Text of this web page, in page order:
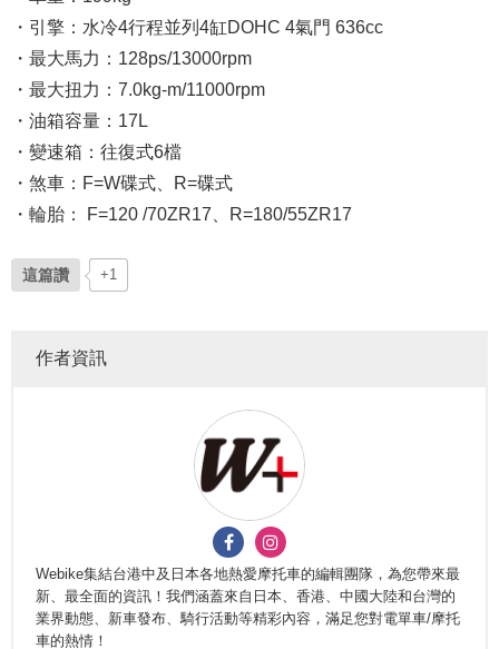
・引擎：水冷4行程並列4缸DOHC 4氣門 636cc
・最大馬力 ：128ps/13000rpm
・最大扭力：7.0kg-m/11000rpm
・油箱容量：17L
・變速箱：往復式6檔
・煞車：F=W碟式、R=碟式
・輪胎： F=120 /70ZR17、R=180/55ZR17
這篇讚 +1
作者資訊
Webike集結台港中及日本各地熱愛摩托車的編輯團隊，為您帶來最
新、最全面的資訊！我們涵蓋來自日本、香港、中國大陸和台灣的
業界動態、新車發布、騎行活動等精彩內容，滿足您對電單車/摩托
車的熱情！